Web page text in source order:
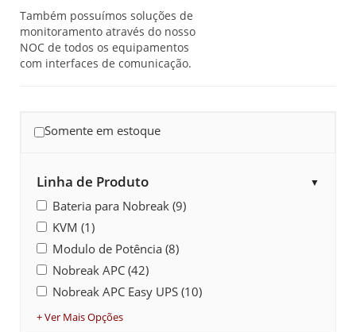
Também possuímos soluções de
monitoramento através do nosso
NOC de todos os equipamentos
com interfaces de comunicação.
Somente em estoque
Linha de Produto ▼
Bateria para Nobreak (9)
KVM (1)
Modulo de Potência (8)
Nobreak APC (42)
Nobreak APC Easy UPS (10)
+ Ver Mais Opções